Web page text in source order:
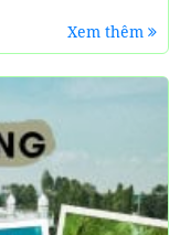
Xem thêm